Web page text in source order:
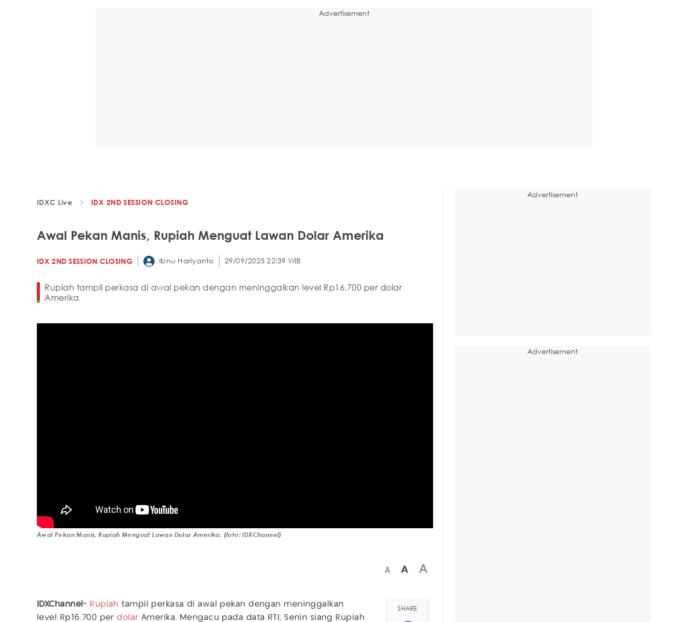
Advertisement
IDXC Live IDX 2ND SESSION CLOSING
Awal Pekan Manis, Rupiah Menguat Lawan Dolar Amerika
IDX 2ND SESSION CLOSING Ibnu Hariyanto 29/09/2025 22:39 WIB
Rupiah tampil perkasa di awal pekan dengan meninggalkan level Rp16.700 per dolar
Amerika
Awal Pekan Manis, Rupiah Menguat Lawan Dolar Amerika. (foto: IDXChannel)
A A A
IDXChannel- Rupiah tampil perkasa di awal pekan dengan meninggalkan
level Rp16.700 perdolar Amerika. Mengacu pada data RTI, Senin siang Rupiah
SHARE
Advertisement
Advertisement